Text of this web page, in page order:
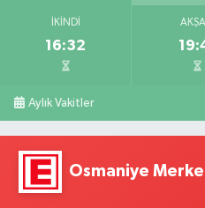
İKINDI
16:32
Aylık Vakitler
Osmaniye